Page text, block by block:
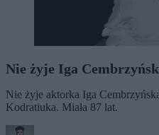
Nie żyje Iga
Nie żyje aktorka Iga
Kodratiuka. Miała 87 lat.